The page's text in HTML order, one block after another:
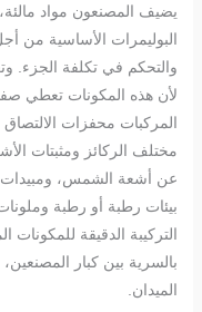
يضيف المصنعون مواد
البوليمرات الأساسية من
والتحكم في تكلفة الجزء.
لأن هذه المكونات تعطي
المركبات محفزات
مختلف الركائز ومثبتات
عن أشعة الشمس، ومبيدات
بيئات رطبة أو رطبة
التركيبة الدقيقة
بالسرية بين كبار
الميدان.